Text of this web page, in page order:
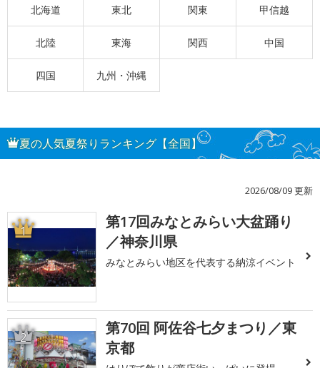
北海道 東北 関東 甲信越
北陸 東海 関西 中国
四国 九州・沖縄
夏の人気夏祭りランキング【全国】
2026/08/09 更新
1
第17回みなとみらい大盆踊り
／神奈川県
みなとみらい地区を代表する納涼イベント
2
第70回 阿佐谷七夕まつり／東
京都